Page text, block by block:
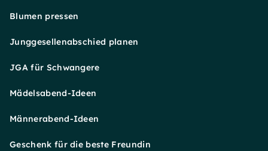
Blumen pressen
Junggesellenabschied planen
JGA für Schwangere
Mädelsabend-Ideen
Männerabend-Ideen
Geschenk für die beste Freundin